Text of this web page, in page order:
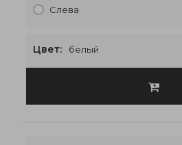
Слева
Цвет: белый